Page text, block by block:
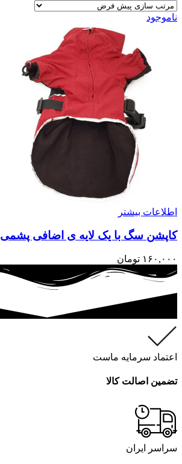
ناموجود
اطلاعات بیشتر
کاپشن سگ با یک لایه ی اضافی پشمی
۱۶۰,۰۰۰ تومان
اعتماد سرمایه ماست
تضمین اصالت کالا
سراسر ایران